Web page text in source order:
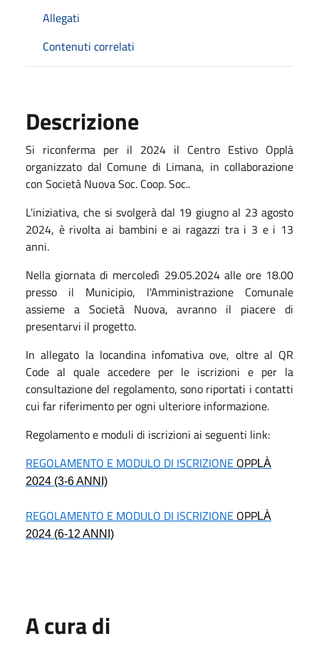
Allegati
Contenuti correlati
Descrizione
Si riconferma per il 2024 il Centro Estivo Opplà
organizzato dal Comune di Limana, in collaborazione
con Società Nuova Soc. Coop. Soc..
L'iniziativa, che si svolgerà dal 19 giugno al 23 agosto
2024, è rivolta ai bambini e ai ragazzi tra i 3 e i 13
anni.
Nella giornata di mercoledì 29.05.2024 alle ore 18.00
presso il Municipio, l'Amministrazione Comunale
assieme a Società Nuova, avranno il piacere di
presentarvi il progetto.
In allegato la locandina infomativa ove, oltre al QR
Code al quale accedere per le iscrizioni e per la
consultazione del regolamento, sono riportati i contatti
cui far riferimento per ogni ulteriore informazione.
Regolamento e moduli di iscrizioni ai seguenti link:
REGOLAMENTO E MODULO DI ISCRIZIONE OPPLÀ
2024 (3-6 ANNI)
REGOLAMENTO E MODULO DI ISCRIZIONE OPPLÀ
2024 (6-12 ANNI)
A cura di